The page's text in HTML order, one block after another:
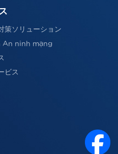
策ソリューション
An ninh mạng
ビス